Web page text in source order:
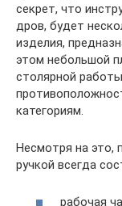
секрет, что
дров, будет
изделия,
этом небольшой
столярной
категориям.
Несмотря на это,
ручкой всегда
рабочая